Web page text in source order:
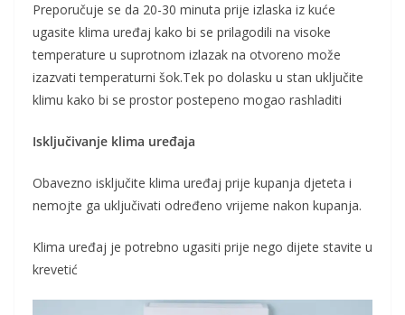
Preporučuje se da 20-30 minuta prije izlaska iz kuće
ugasite klima uređaj kako bi se prilagodili na visoke
temperature u suprotnom izlazak na otvoreno može
izazvati temperaturni šok.Tek po dolasku u stan uključite
klimu kako bi se prostor postepeno mogao rashladiti
Isključivanje klima uređaja
Obavezno isključite klima uređaj prije kupanja djeteta i
nemojte ga uključivati određeno vrijeme nakon kupanja.
Klima uređaj je potrebno ugasiti prije nego dijete stavite u
krevetić